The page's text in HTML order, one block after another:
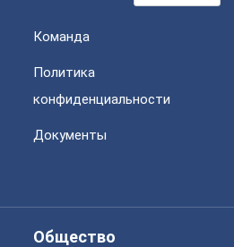
Команда
Политика
конфиденциальности
Документы
Общество